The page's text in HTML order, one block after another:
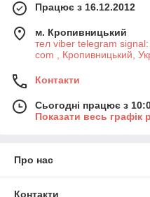
Працює з 16.12.2012
м. Кропивницький
тел viber telegram
com , Кропивницький,
Контакти
Сьогодні працює з
Показати весь графік
Про нас
Контакти